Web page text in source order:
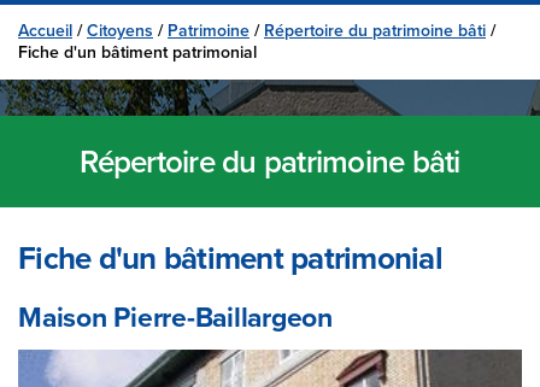
Accueil /Citoyens / Patrimoine / Répertoire du patrimoine bâti /
Fiche d'un bâtiment patrimonial
Répertoire du patrimoine bâti
Fiche d'un bâtiment patrimonial
Maison Pierre-Baillargeon